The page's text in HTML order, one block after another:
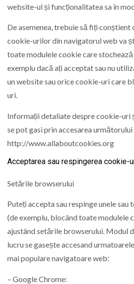
website-ul și funcționalitatea sa în
De asemenea, trebuie să fiți
cookie-urilor din navigatorul web va
toate modulele cookie care
exemplu dacă ați acceptat sau nu
un website sau orice cookie-uri care
uri.
Informații detaliate despre cookie-uri
se pot gasi prin accesarea
http://www.allaboutcookies.org
Acceptarea sau respingerea cookie-
Setările browserului
Puteți accepta sau respinge unele
(de exemplu, blocând toate modulele
ajustând setările browserului. Modul
lucru se gasește accesand
mai populare navigatoare web:
– Google Chrome: